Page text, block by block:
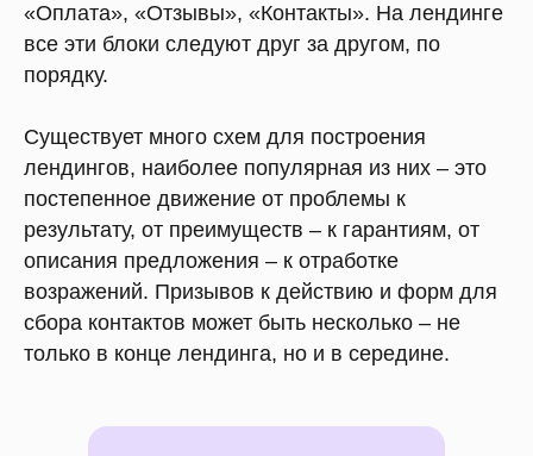
«Оплата», «Отзывы», «Контакты». На лендинге
все эти блоки следуют друг за другом, по
порядку.
Существует много схем для построения
лендингов, наиболее популярная из них – это
постепенное движение от проблемы к
результату, от преимуществ – к гарантиям, от
описания предложения – к отработке
возражений. Призывов к действию и форм для
сбора контактов может быть несколько – не
только в конце лендинга, но и в середине.